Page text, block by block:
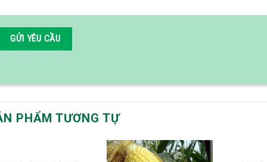
PHẨM TƯƠNG TỰ